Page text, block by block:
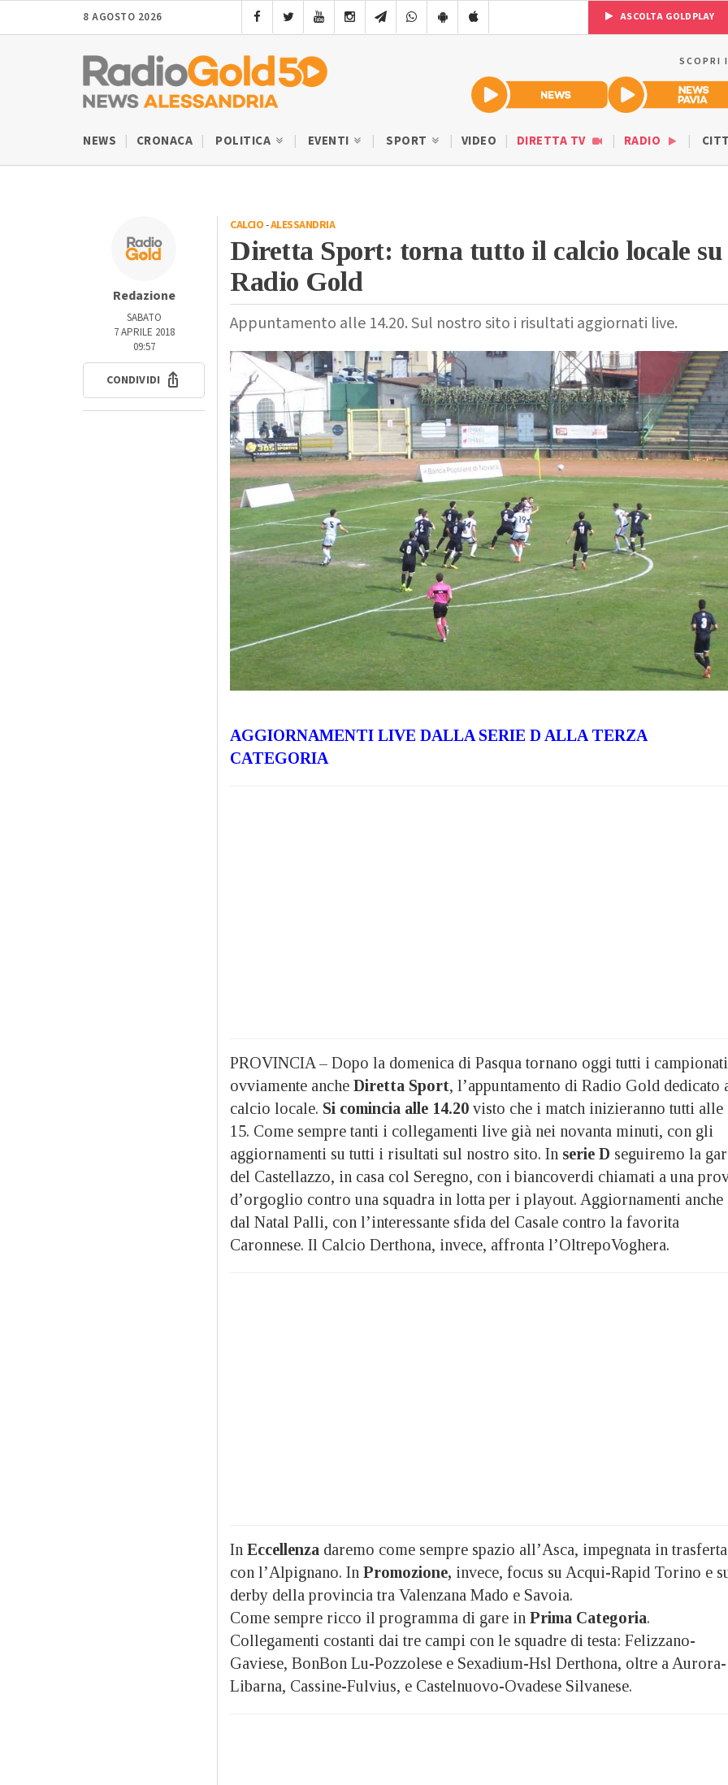
8 AGOSTO 2026 ASCOLTA GOLDPLAY
SCOPRI
NEWS CRONACA POLITICA EVENTI SPORT VIDEO DIRETTA TV RADIO
Redazione
SABATO
7 APRILE 2018
09:57
CONDIVIDI
CALCIO-ALESSANDRIA
Diretta Sport: torna tutto il calcio locale su
Radio Gold
Appuntamento alle 14.20. Sul nostro sito i risultati aggiornati live.
AGGIORNAMENTI LIVE DALLA SERIE D ALLA TERZA
CATEGORIA
PROVINCIA – Dopo la domenica di Pasqua tornano oggi tutti i
ovviamente anche Diretta Sport, l’appuntamento di Radio Gold dedicato
calcio locale. Si comincia alle 14.20 visto che i match inizieranno tutti alle
15. Come sempre tanti i collegamenti live già nei novanta minuti, con gli
aggiornamenti su tutti i risultati sul nostro sito. In serie D seguiremo la
del Castellazzo, in casa col Seregno, con i biancoverdi chiamati a una
d’orgoglio contro una squadra in lotta per i playout. Aggiornamenti anche
dal Natal Palli, con l’interessante sfida del Casale contro la favorita
Caronnese. Il Calcio Derthona, invece, affronta l’OltrepoVoghera.
In Eccellenza daremo come sempre spazio all’Asca, impegnata in trasferta
con l’Alpignano. In Promozione, invece, focus su Acqui-Rapid Torino e
derby della provincia tra Valenzana Mado e Savoia.
Come sempre ricco il programma di gare in Prima Categoria.
Collegamenti costanti dai tre campi con le squadre di testa: Felizzano-
Gaviese, BonBon Lu-Pozzolese e Sexadium-Hsl Derthona, oltre a Aurora-
Libarna, Cassine-Fulvius, e Castelnuovo-Ovadese Silvanese.